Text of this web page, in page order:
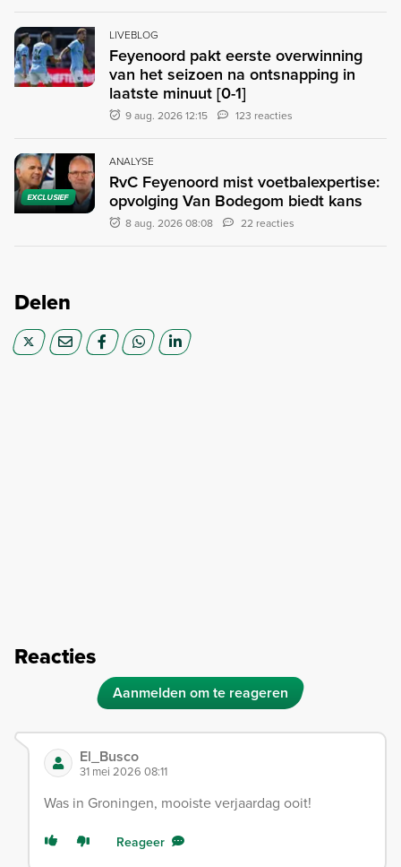
LIVEBLOG
Feyenoord pakt eerste overwinning
van het seizoen na ontsnapping in
laatste minuut [0-1]
9 aug. 2026 12:15 123 reacties
EXCLUSIEF
ANALYSE
RvC Feyenoord mist voetbalexpertise:
opvolging Van Bodegom biedt kans
8 aug. 2026 08:08 22 reacties
Delen
Reacties
Aanmelden om te reageren
El_Busco
31 mei 2026 08:11
Was in Groningen, mooiste verjaardag ooit!
Reageer